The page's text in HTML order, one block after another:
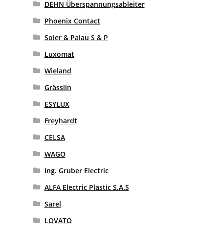
DEHN Überspannungsableiter
Phoenix Contact
Soler & Palau S & P
Luxomat
Wieland
Grässlin
ESYLUX
Freyhardt
CELSA
WAGO
Ing. Gruber Electric
ALFA Electric Plastic S.A.S
Sarel
LOVATO